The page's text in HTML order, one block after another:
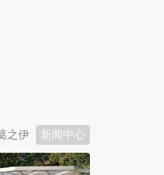
新闻中心
之伊